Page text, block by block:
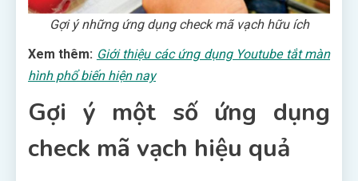
Gợi ý những ứng dụng check mã vạch hữu ích
Xem thêm: Giới thiệu các ứng dụng Youtube tắt màn
hình phổ biến hiện nay
Gợi ý một số ứng dụng
check mã vạch hiệu quả